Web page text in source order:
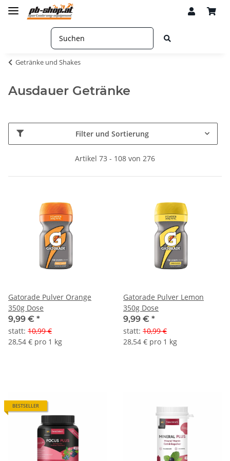
Getränke und Shakes
Ausdauer Getränke
Filter und Sortierung
Artikel 73 - 108 von 276
Gatorade Pulver Orange
350g Dose
9,99 € *
statt: 10,99 €
28,54 € pro 1 kg
Gatorade Pulver Lemon
350g Dose
9,99 € *
statt: 10,99 €
28,54 € pro 1 kg
BESTSELLER